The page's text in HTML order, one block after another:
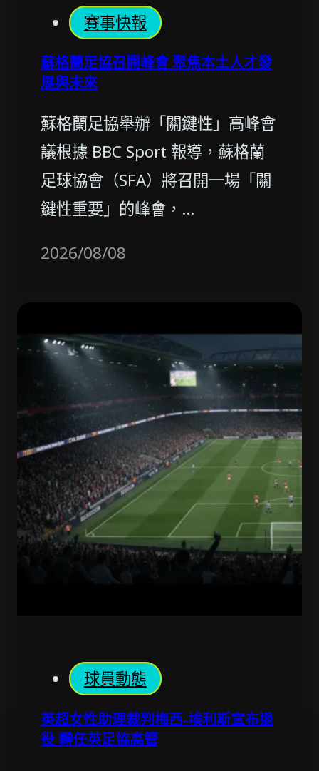
賽事快報
蘇格蘭足協召開峰會 聚焦本土人才發
展與未來
蘇格蘭足協舉辦「關鍵性」高峰會
議根據 BBC Sport 報導，蘇格蘭
足球協會（SFA）將召開一場「關
鍵性重要」的峰會，…
2026/08/08
球員動態
英超女性助理裁判梅西-埃利斯宣布退
役 轉任英足協高管